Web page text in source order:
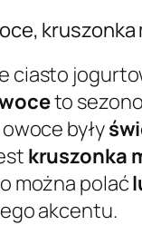
ciasto
to
były
kruszonka
można polać
akcentu.